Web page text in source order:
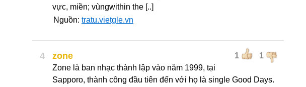
vực, miền; vùngwithin the [..]
Nguồn: tratu.vietgle.vn
4 1 1
zone
Zone là ban nhạc thành lập vào năm 1999, tại
Sapporo, thành công đầu tiên đến với họ là single Good Days.